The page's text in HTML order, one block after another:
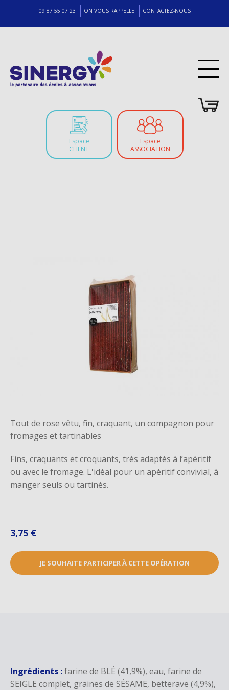
09 87 55 07 23 ON VOUS RAPPELLE CONTACTEZ-NOUS
Espace
CLIENT
Espace
ASSOCIATION
Tout de rose vêtu, fin, craquant, un compagnon pour
fromages et tartinables
Fins, craquants et croquants, très adaptés à l’apéritif
ou avec le fromage. L'idéal pour un apéritif convivial, à
manger seuls ou tartinés.
3,75 €
JE SOUHAITE PARTICIPER À CETTE OPÉRATION
Ingrédients :farine de BLÉ (41,9%), eau, farine de
SEIGLE complet, graines de SÉSAME, betterave (4,9%),